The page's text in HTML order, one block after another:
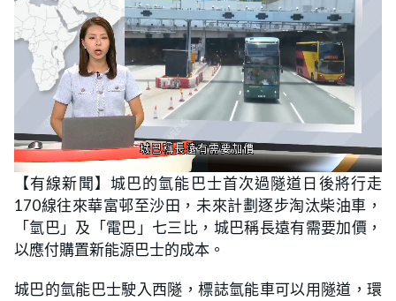
U
m
u
t
e
L
a
d
e
d
:
1
7
.
%
【有線新聞】城巴的氫能巴士首次過隧道日後將行走
170線往來華富邨至沙田，未來計劃逐步淘汰柴油車，
「氫巴」及「電巴」七三比，城巴稱長遠有需要加價，
以應付購置新能源巴士的成本。
城巴的氫能巴士駛入西隧，標誌氫能車可以用隧道，環